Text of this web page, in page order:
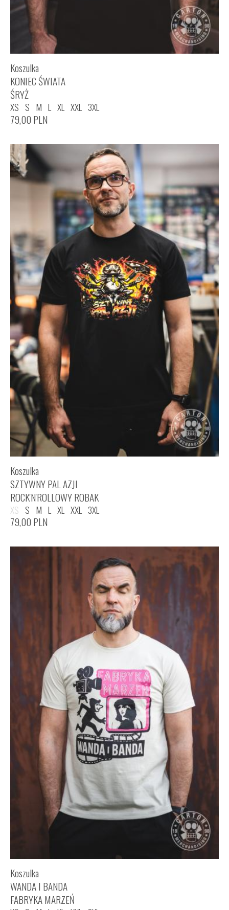
Koszulka
KONIEC ŚWIATA
ŚRYŻ
XS S M L XL XXL 3XL
79,00 PLN
Koszulka
SZTYWNY PAL AZJI
ROCK'N'ROLLOWY ROBAK
XS S M L XL XXL 3XL
79,00 PLN
Koszulka
WANDA I BANDA
FABRYKA MARZEŃ